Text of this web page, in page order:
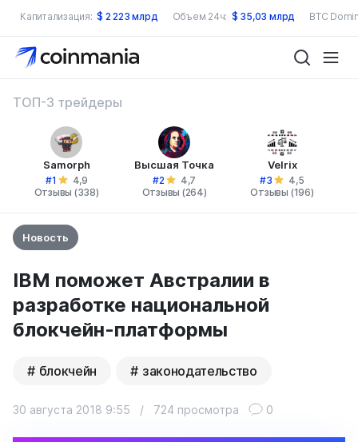
Капитализация: $ 2 223 млрд Объем 24ч: $ 35,03 млрд BTC
ТОП-3 трейдеры
Samorph
#1
4,9
Отзывы (338)
Высшая Точка
#2
4,7
Отзывы (264)
Velrix
#3
4,5
Отзывы (196)
Новость
IBM поможет Австралии в
разработке национальной
блокчейн-платформы
блокчейн законодательство
30 августа 2018 9:55 / 724 просмотра 0